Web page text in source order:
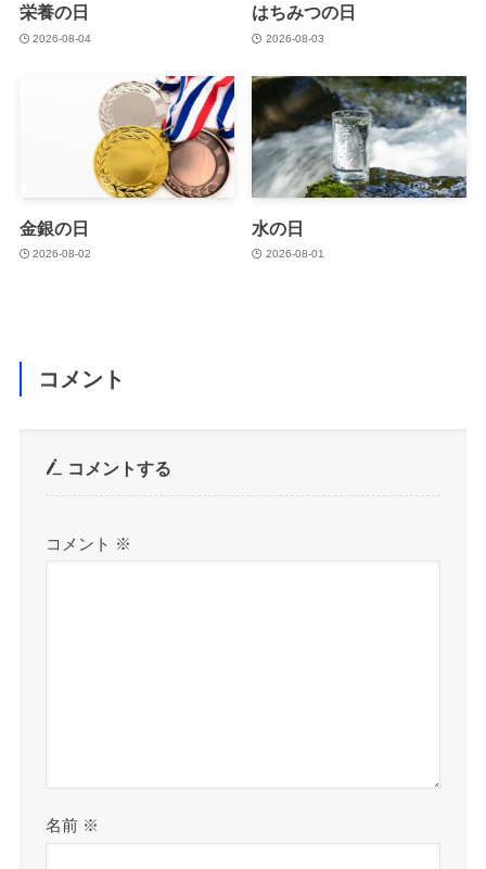
栄養の日
2026-08-04
はちみつの日
2026-08-03
金銀の日
2026-08-02
水の日
2026-08-01
コメント
コメントする
コメント ※
名前 ※